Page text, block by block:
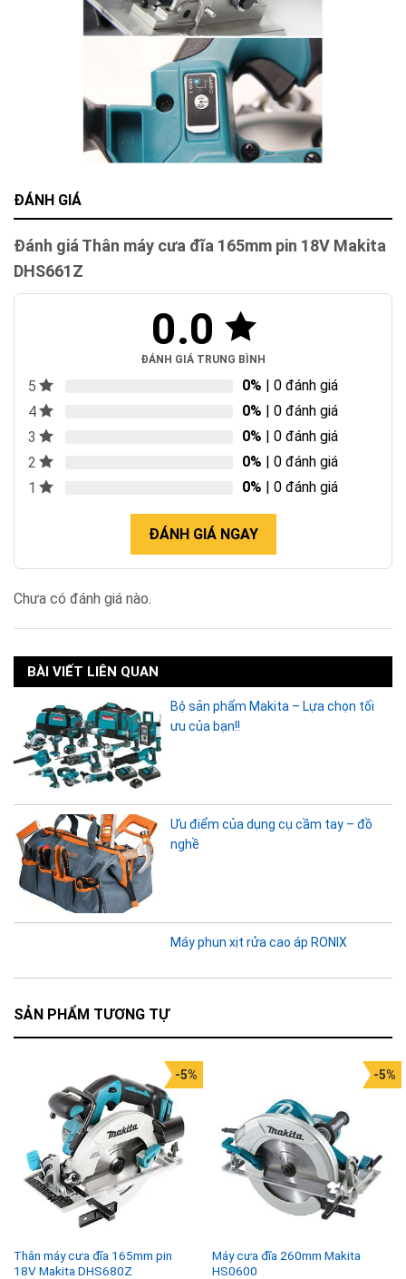
ĐÁNH GIÁ
Đánh giá Thân máy cưa đĩa 165mm pin 18V Makita
DHS661Z
0.0
ĐÁNH GIÁ TRUNG BÌNH
5 0% | 0 đánh giá
4
0% | 0 đánh giá
3
0% | 0 đánh giá
2
0% | 0 đánh giá
1
0% | 0 đánh giá
ĐÁNH GIÁ NGAY
Chưa có đánh giá nào.
BÀI VIẾT LIÊN QUAN
Bộ sản phẩm Makita – Lựa chọn tối
ưu của bạn!!
Ưu điểm của dụng cụ cầm tay – đồ
nghề
Máy phun xịt rửa cao áp RONIX
SẢN PHẨM TƯƠNG TỰ
Thân máy cưa đĩa 165mm pin
18V Makita DHS680Z
-5%
Máy cưa đĩa 260mm Makita
HS0600
-5%